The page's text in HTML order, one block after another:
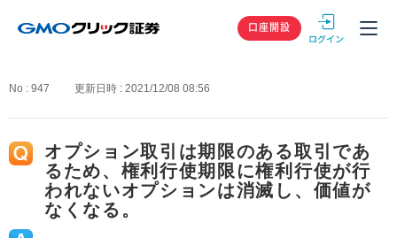
GMOクリック
口座開設
No : 947 更新日時 : 2021/12/08 08:56
オプション取引は期限のある取引であ
るため、権利行使期限に権利行使が行
われないオプションは消滅し、価値が
なくなる。